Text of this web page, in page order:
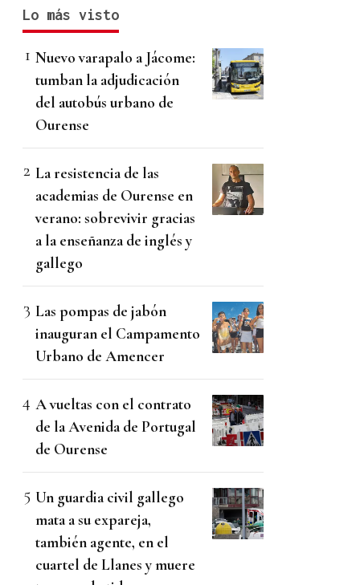
Lo más visto
Nuevo varapalo a Jácome:
tumban la adjudicación
del autobús urbano de
Ourense
La resistencia de las
academias de Ourense en
verano: sobrevivir gracias
a la enseñanza de inglés y
gallego
Las pompas de jabón
inauguran el Campamento
Urbano de Amencer
A vueltas con el contrato
de la Avenida de Portugal
de Ourense
Un guardia civil gallego
mata a su expareja,
también agente, en el
cuartel de Llanes y muere